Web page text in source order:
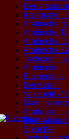
Der
Kalligrafie
Arabische
Arabische
Arabische
Arabische
Arabische
Büchertipps
Der Koran
Vokabeln /
Materialien
Arabesken
Sprache